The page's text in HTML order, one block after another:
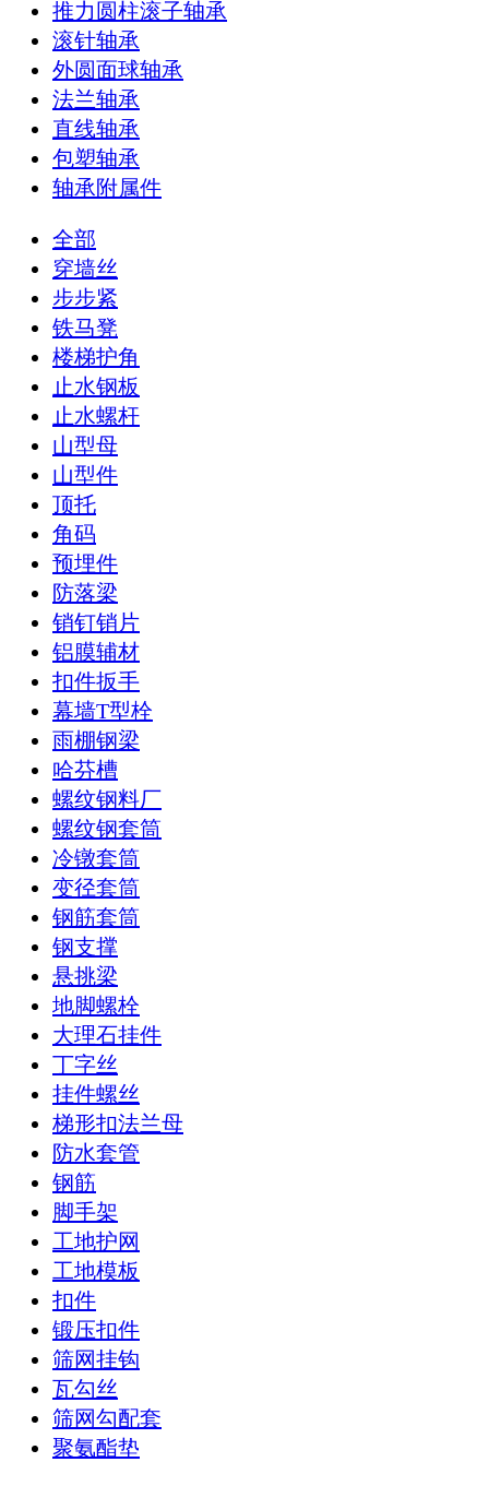
推力圆柱滚子轴承
滚针轴承
外圆面球轴承
法兰轴承
直线轴承
包塑轴承
轴承附属件
全部
穿墙丝
步步紧
铁马凳
楼梯护角
止水钢板
止水螺杆
山型母
山型件
顶托
角码
预埋件
防落梁
销钉销片
铝膜辅材
扣件扳手
幕墙T型栓
雨棚钢梁
哈芬槽
螺纹钢料厂
螺纹钢套筒
冷镦套筒
变径套筒
钢筋套筒
钢支撑
悬挑梁
地脚螺栓
大理石挂件
丁字丝
挂件螺丝
梯形扣法兰母
防水套管
钢筋
脚手架
工地护网
工地模板
扣件
锻压扣件
筛网挂钩
瓦勾丝
筛网勾配套
聚氨酯垫